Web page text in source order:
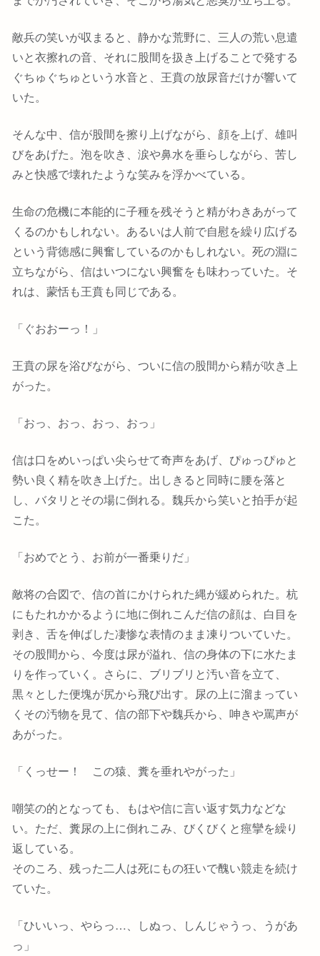
敵兵の笑いが収まると、静かな荒野に、三人の荒い息遣
いと衣擦れの音、それに股間を扱き上げることで発する
ぐちゅぐちゅという水音と、王賁の放尿音だけが響いて
いた。
そんな中、信が股間を擦り上げながら、顔を上げ、雄叫
びをあげた。泡を吹き、涙や鼻水を垂らしながら、苦し
みと快感で壊れたような笑みを浮かべている。
生命の危機に本能的に子種を残そうと精がわきあがって
くるのかもしれない。あるいは人前で自慰を繰り広げる
という背徳感に興奮しているのかもしれない。死の淵に
立ちながら、信はいつにない興奮をも味わっていた。そ
れは、蒙恬も王賁も同じである。
「ぐおおーっ！」
王賁の尿を浴びながら、ついに信の股間から精が吹き上
がった。
「おっ、おっ、おっ、おっ」
信は口をめいっぱい尖らせて奇声をあげ、ぴゅっぴゅと
勢い良く精を吹き上げた。出しきると同時に腰を落と
し、バタリとその場に倒れる。魏兵から笑いと拍手が起
こた。
「おめでとう、お前が一番乗りだ」
敵将の合図で、信の首にかけられた縄が緩められた。杭
にもたれかかるように地に倒れこんだ信の顔は、白目を
剥き、舌を伸ばした凄惨な表情のまま凍りついていた。
その股間から、今度は尿が溢れ、信の身体の下に水たま
りを作っていく。さらに、ブリブリと汚い音を立て、
黒々とした便塊が尻から飛び出す。尿の上に溜まってい
くその汚物を見て、信の部下や魏兵から、呻きや罵声が
あがった。
「くっせー！ この猿、糞を垂れやがった」
嘲笑の的となっても、もはや信に言い返す気力などな
い。ただ、糞尿の上に倒れこみ、びくびくと痙攣を繰り
返している。
そのころ、残った二人は死にもの狂いで醜い競走を続け
ていた。
「ひいいっ、やらっ…、しぬっ、しんじゃうっ、うがあ
っ」